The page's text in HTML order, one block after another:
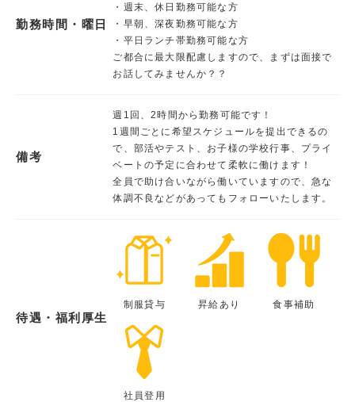
勤務時間・曜日
・週末、休日勤務可能な方
・早朝、深夜勤務可能な方
・平日ランチ帯勤務可能な方
ご都合に最大限配慮しますので、まずは面接で
お話してみませんか？？
備考
週1回、2時間から勤務可能です！
1週間ごとに希望スケジュールを提出できるの
で、部活やテスト、お子様の学校行事、プライ
ベートの予定に合わせて柔軟に働けます！
全員で助け合いながら働いていますので、急な
体調不良などがあってもフォローいたします。
待遇・福利厚生
制服貸与 昇給あり 食事補助
社員登用